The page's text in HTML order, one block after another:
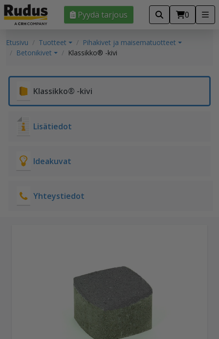
Pyydä tarjous 0
Etusivu Tuotteet
Pihakivet ja maisematuotteet
Betonikivet
Klassikko® -kivi
Klassikko® -kivi
Lisätiedot
Ideakuvat
Yhteystiedot